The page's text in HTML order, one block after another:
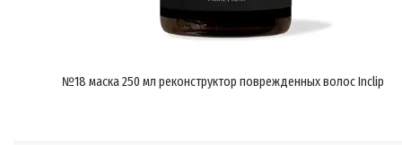
№18 маска 250 мл реконструктор поврежденных волос Inclip